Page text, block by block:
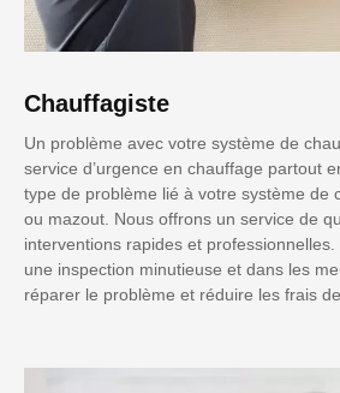
Chauffagiste
Un problème avec votre système de
service d’urgence en chauffage partout
type de problème lié à votre système de
ou mazout. Nous offrons un service de
interventions rapides et
une inspection minutieuse et dans les
réparer le problème et réduire les frais